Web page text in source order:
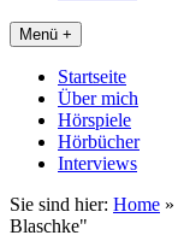
Menü +
Startseite
Über mich
Hörspiele
Hörbücher
Interviews
Sie sind hier: Home »
Blaschke"